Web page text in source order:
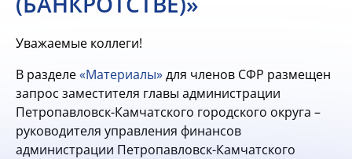
Уважаемые коллеги!
В разделе«Материалы»для членов СФР размещен
запрос заместителя главы администрации
Петропавловск-Камчатского городского округа –
руководителя управления финансов
администрации Петропавловск-Камчатского